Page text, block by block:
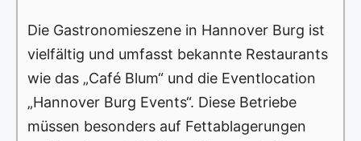
Die Gastronomieszene in Hannover Burg ist
vielfältig und umfasst bekannte Restaurants
wie das „Café Blum“ und die Eventlocation
„Hannover Burg Events“. Diese Betriebe
müssen besonders auf Fettablagerungen